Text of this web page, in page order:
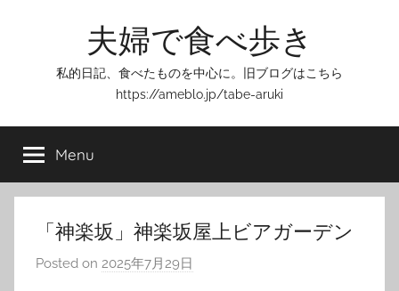
夫婦で食べ歩き
私的日記、食べたものを中心に。旧ブログはこちら
https://ameblo.jp/tabe-aruki
Menu
「神楽坂」神楽坂屋上ビアガーデン
Posted on 2025年7月29日